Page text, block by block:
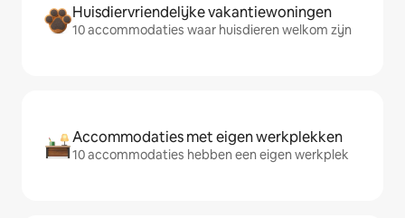
Huisdiervriendelijke vakantiewoningen
10 accommodaties waar huisdieren welkom zijn
Accommodaties met eigen werkplekken
10 accommodaties hebben een eigen werkplek